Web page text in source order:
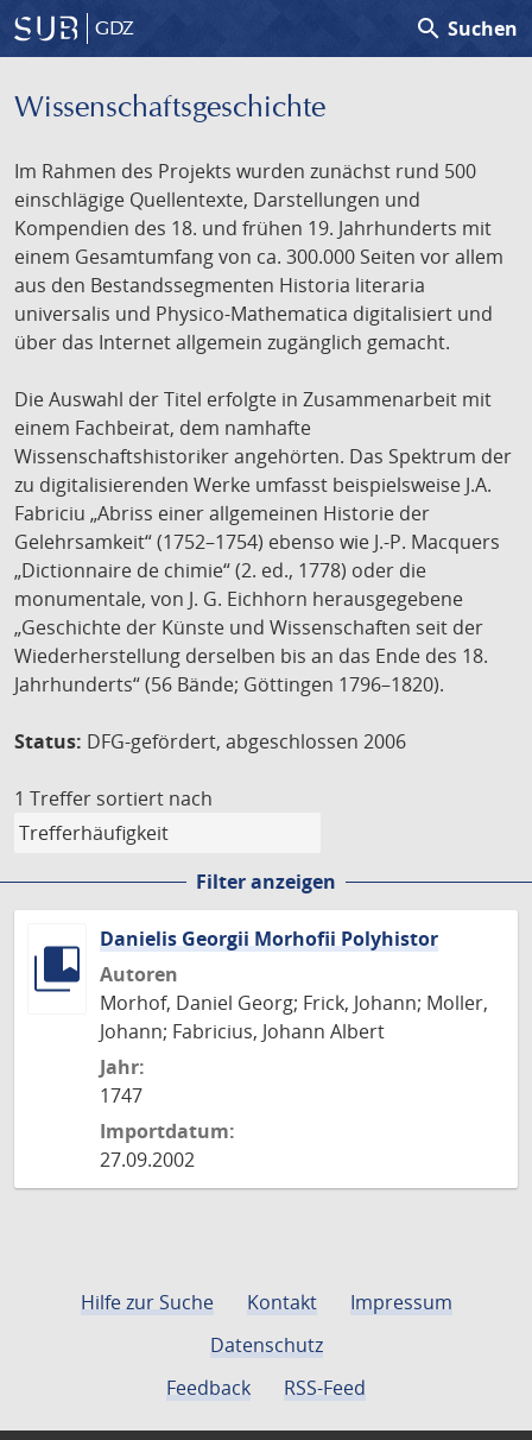
GDZ search Suchen
Wissenschafts­geschichte
Im Rahmen des Projekts wurden zunächst rund 500
einschlägige Quellentexte, Darstellungen und
Kompendien des 18. und frühen 19. Jahrhunderts mit
einem Gesamtumfang von ca. 300.000 Seiten vor allem
aus den Bestandssegmenten Historia literaria
universalis und Physico-Mathematica digitalisiert und
über das Internet allgemein zugänglich gemacht.
Die Auswahl der Titel erfolgte in Zusammenarbeit mit
einem Fachbeirat, dem namhafte
Wissenschaftshistoriker angehörten. Das Spektrum der
zu digitalisierenden Werke umfasst beispielsweise J.A.
Fabriciu „Abriss einer allgemeinen Historie der
Gelehrsamkeit“ (1752–1754) ebenso wie J.-P. Macquers
„Dictionnaire de chimie“ (2. ed., 1778) oder die
monumentale, von J. G. Eichhorn herausgegebene
„Geschichte der Künste und Wissenschaften seit der
Wiederherstellung derselben bis an das Ende des 18.
Jahrhunderts“ (56 Bände; Göttingen 1796–1820).
Status: DFG-gefördert, abgeschlossen 2006
1 Treffer sortiert nach
Filter anzeigen
Danielis Georgii Morhofii Polyhistor
Autoren
Morhof, Daniel Georg; Frick, Johann; Moller,
Johann; Fabricius, Johann Albert
Jahr:
1747
Importdatum:
27.09.2002
Hilfe zur Suche Kontakt
Impressum
Datenschutz
Feedback
RSS-Feed